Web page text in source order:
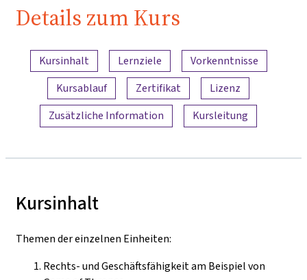
Details zum Kurs
Inhaltsübersicht
Kursinhalt Lernziele
Vorkenntnisse
Kursablauf
Zertifikat
Lizenz
Zusätzliche Information
Kursleitung
Kursinhalt
Themen der einzelnen Einheiten:
Rechts- und Geschäftsfähigkeit am Beispiel von